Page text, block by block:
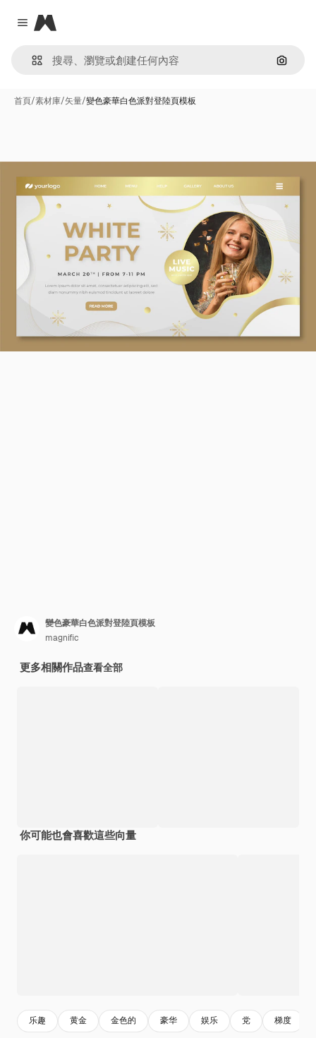
Close menu
Magnific
通過圖
首頁/素材庫/矢量/變色豪華白色派對登陸頁模板
變色豪華白色派對登陸頁模板
magnific
更多相關作品查看全部
你可能也會喜歡這些向量
乐趣 黄金 金色的 豪华 娱乐 党 梯度